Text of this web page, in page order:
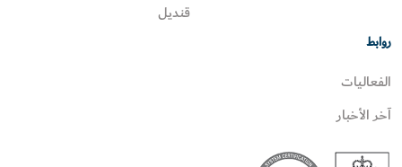
قنديل
روابط
الفعاليات
آخر الأخبار